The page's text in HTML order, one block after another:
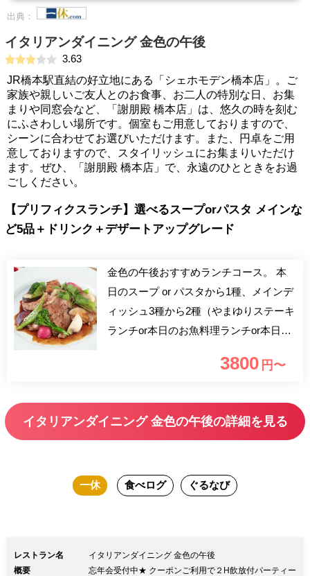
出典：
イタリアンダイニング 金色の午後
3.63
JR橋本駅直結の好立地にある「シェホモデン橋本店」。ご
家族や親しいご友人とのお食事、お二人の特別な日、お集
まりや同窓会など、「謝朋殿 橋本店」は、悠久の時を刻む
にふさわしい場所です。個室もご用意しておりますので、
シーンに合わせてお選びいただけます。また、円卓をご用
意しておりますので、スタイリッシュにお集まりいただけ
ます。ぜひ、「謝朋殿 橋本店」で、永遠のひとときをお過
ごしください。
【プリフィクスランチ】選べるスープorパスタ メインな
ど5品＋ドリンク＋デザートアップグレード
金色の午後おすすめランチコース。 本
日のスープ or パスタから1種、メインデ
ィッシュ3種から2種（やまゆりステーキ
ランチor本日のお魚料理ランチor本日の
リッチなコースです。ゆったりとお食事
頂けます） （ビール キリンラガービー
パリ、カルーア、ハイボール ノンアル
ン茶、コーラ、ジンジャーエール オレ
3800 円〜
イタリアンダイニング 金色の午後の詳細を見る
一休 食べログ ぐるなび
レストラン名
イタリアンダイニング 金色の午後
概要
忘年会受付中★ クーポンご利用で２H飲放付パーティー